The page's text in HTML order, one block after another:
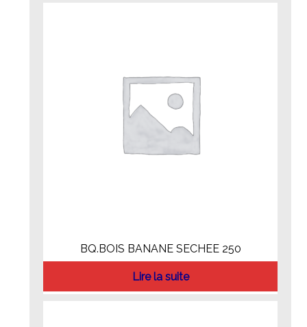
BQ.BOIS BANANE SECHEE 250
Lire la suite